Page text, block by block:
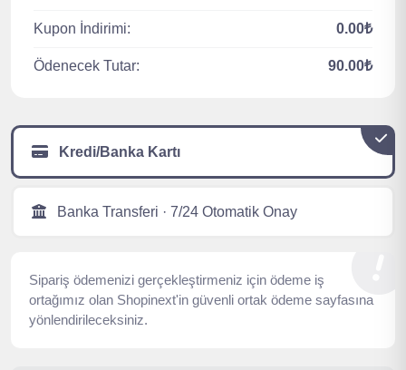
Kupon İndirimi: 0.00₺
Ödenecek Tutar: 90.00₺
Kredi/Banka Kartı
Banka Transferi · 7/24 Otomatik Onay
Sipariş ödemenizi gerçekleştirmeniz için ödeme iş
ortağımız olan Shopinext'in güvenli ortak ödeme sayfasına
yönlendirileceksiniz.